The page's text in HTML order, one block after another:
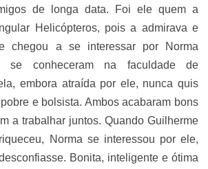
de longa data. Foi ele quem a
Helicópteros, pois a admirava e
chegou a se interessar por Norma
se conheceram na faculdade de
embora atraída por ele, nunca quis
e bolsista. Ambos acabaram bons
a trabalhar juntos. Quando Guilherme
Norma se interessou por ele,
Bonita, inteligente e ótima